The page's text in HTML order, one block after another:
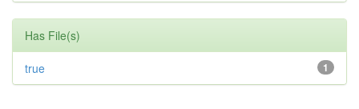
Has File(s)
1
true